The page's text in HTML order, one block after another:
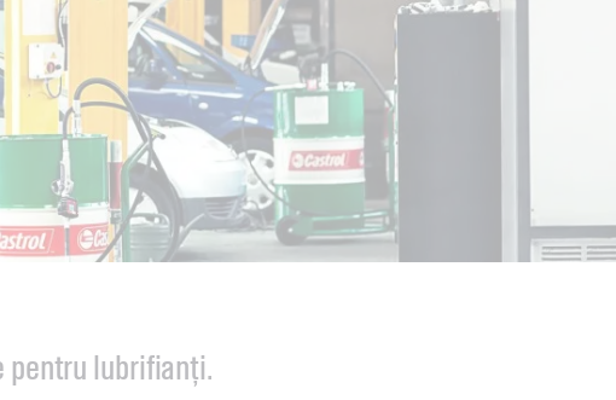
pentru lubrifianți.